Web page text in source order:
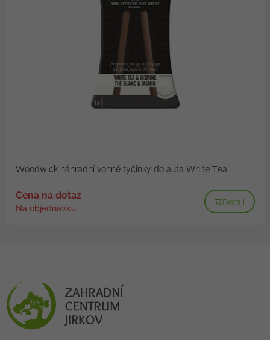
Woodwick náhradní vonné tyčinky do auta White Tea ...
Cena na dotaz
Na objednávku
Detail